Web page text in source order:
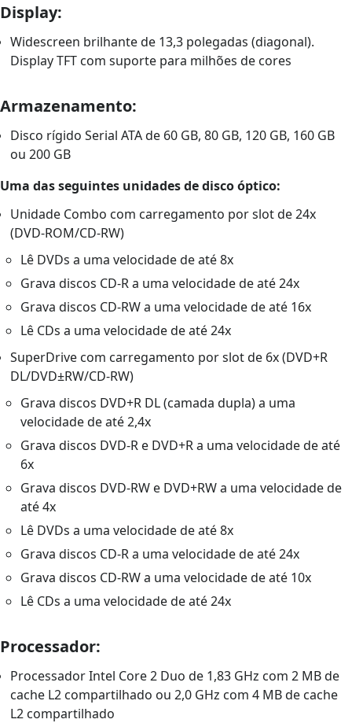
Display:
Widescreen brilhante de 13,3 polegadas (diagonal).
Display TFT com suporte para milhões de cores
Armazenamento:
Disco rígido Serial ATA de 60 GB, 80 GB, 120 GB, 160 GB
ou 200 GB
Uma das seguintes unidades de disco óptico:
Unidade Combo com carregamento por slot de 24x
(DVD-ROM/CD-RW)
Lê DVDs a uma velocidade de até 8x
Grava discos CD-R a uma velocidade de até 24x
Grava discos CD-RW a uma velocidade de até 16x
Lê CDs a uma velocidade de até 24x
SuperDrive com carregamento por slot de 6x (DVD+R
DL/DVD±RW/CD-RW)
Grava discos DVD+R DL (camada dupla) a uma
velocidade de até 2,4x
Grava discos DVD-R e DVD+R a uma velocidade de até
6x
Grava discos DVD-RW e DVD+RW a uma velocidade de
até 4x
Lê DVDs a uma velocidade de até 8x
Grava discos CD-R a uma velocidade de até 24x
Grava discos CD-RW a uma velocidade de até 10x
Lê CDs a uma velocidade de até 24x
Processador:
Processador Intel Core 2 Duo de 1,83 GHz com 2 MB de
cache L2 compartilhado ou 2,0 GHz com 4 MB de cache
L2 compartilhado